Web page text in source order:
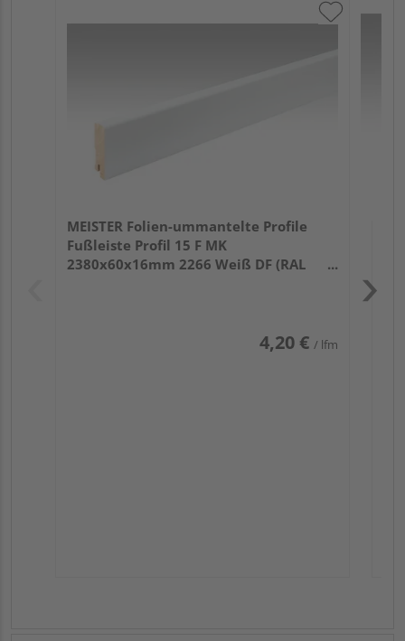
MEISTER Folien-ummantelte Profile
Fußleiste Profil 15 F MK
2380x60x16mm 2266 Weiß DF (RAL
4,20 € / lfm